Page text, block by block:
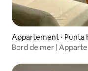
Appartement ⋅ Punta
Bord de mer |